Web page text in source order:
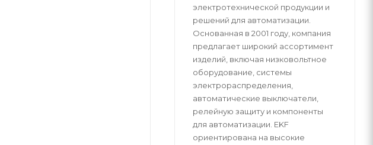
электротехнической продукции и
решений для автоматизации.
Основанная в 2001 году, компания
предлагает широкий ассортимент
изделий, включая низковольтное
оборудование, системы
электрораспределения,
автоматические выключатели,
релейную защиту и компоненты
для автоматизации. EKF
ориентирована на высокие